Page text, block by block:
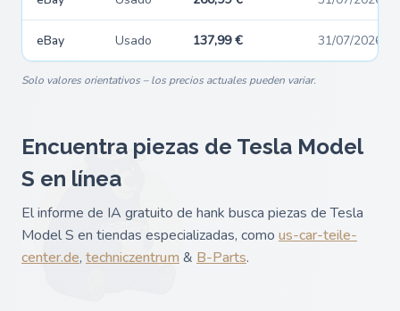
eBay Usado 137,99 € 31/07/2026
Solo valores orientativos – los precios actuales pueden variar.
Encuentra piezas de Tesla Model
S en línea
El informe de IA gratuito de hank busca piezas de Tesla
Model S en tiendas especializadas, como us-car-teile-
center.de, techniczentrum & B-Parts.